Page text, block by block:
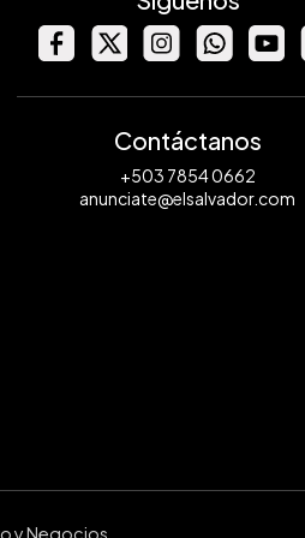
Contáctanos
+503 7854 0662
anunciate@elsalvador.com
y Negocios